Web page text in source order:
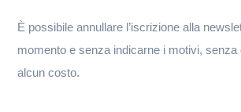
È possibile annullare l’iscrizione alla
momento e senza indicarne i motivi,
alcun costo.